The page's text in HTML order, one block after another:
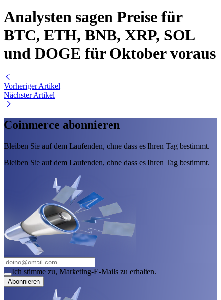
Analysten sagen Preise für
BTC, ETH, BNB, XRP, SOL
und DOGE für Oktober voraus
Vorheriger Artikel
Nächster Artikel
Coinmerce abonnieren
Bleiben Sie auf dem Laufenden, ohne dass es Ihren Tag bestimmt.
Bleiben Sie auf dem Laufenden, ohne dass es Ihren Tag bestimmt.
Ich stimme zu, Marketing-E-Mails zu erhalten.
Abonnieren